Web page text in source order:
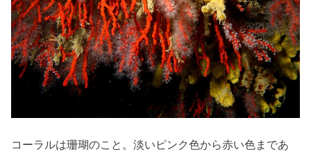
コーラルは珊瑚のこと。淡いピンク色から赤い色まであ